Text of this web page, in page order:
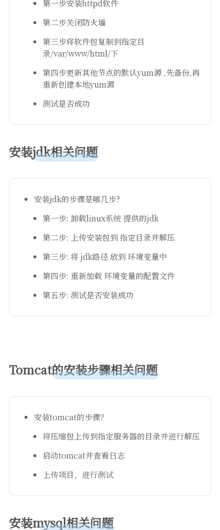
第一步安装httpd软件
第二步关闭防火墙
第三步将软件包复制到指定目
录/var/www/html/下
第四步更新其他节点的默认yum源 ,先备份,再
重新创建本地yum源
测试是否成功
安装jdk相关问题
安装jdk的步骤是哪几步?
第一步: 卸载linux系统 提供的jdk
第二步: 上传安装包到 指定目录并解压
第三步: 将 jdk路径 放到 环境变量中
第四步: 重新加载 环境变量的配置文件
第五步: 测试是否安装成功
Tomcat的安装步骤相关问题
安装tomcat的步骤？
将压缩包上传到指定服务器的目录并进行解压
启动tomcat并查看日志
上传项目，进行测试
安装mysql相关问题